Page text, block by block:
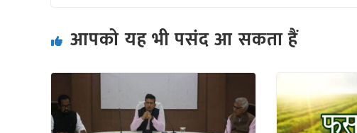
आपको यह भी पसंद आ सकता हैं